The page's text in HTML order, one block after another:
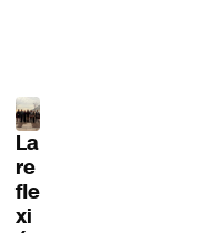
La
re
fle
xi